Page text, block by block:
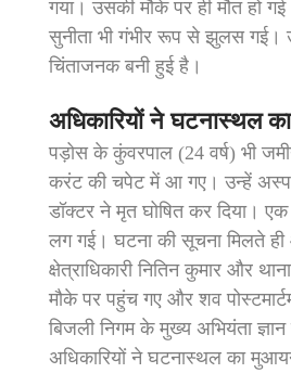
गया। उसकी मौके पर ही मौत हो
सुनीता भी गंभीर रूप से झुलस गई।
चिंताजनक बनी हुई है।
अधिकारियों ने घटनास्थल
पड़ोस के कुंवरपाल (24 वर्ष) भी
करंट की चपेट में आ गए। उन्हें
डॉक्टर ने मृत घोषित कर दिया।
लग गई। घटना की सूचना मिलते
क्षेत्राधिकारी नितिन कुमार और
मौके पर पहुंच गए और शव
बिजली निगम के मुख्य अभियंता
अधिकारियों ने घटनास्थल का